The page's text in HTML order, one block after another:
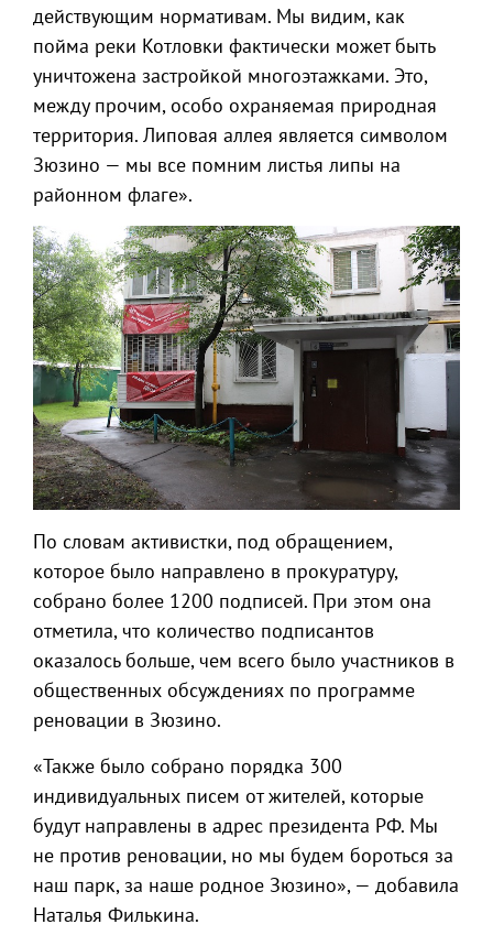
действующим нормативам. Мы видим, как
пойма реки Котловки фактически может быть
уничтожена застройкой многоэтажками. Это,
между прочим, особо охраняемая природная
территория. Липовая аллея является символом
Зюзино — мы все помним листья липы на
районном флаге».
По словам активистки, под обращением,
которое было направлено в прокуратуру,
собрано более 1200 подписей. При этом она
отметила, что количество подписантов
оказалось больше, чем всего было участников в
общественных обсуждениях по программе
реновации в Зюзино.
«Также было собрано порядка 300
индивидуальных писем от жителей, которые
будут направлены в адрес президента РФ. Мы
не против реновации, но мы будем бороться за
наш парк, за наше родное Зюзино», — добавила
Наталья Филькина.